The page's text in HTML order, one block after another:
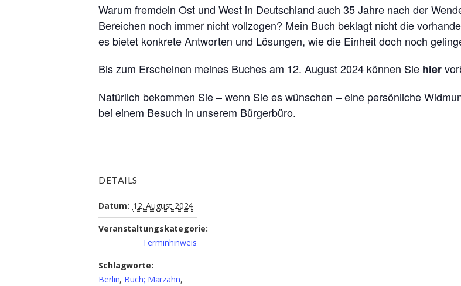
Warum fremdeln Ost und West in Deutschland auch 35 Jahre nach der
Bereichen noch immer nicht vollzogen? Mein Buch beklagt nicht die
es bietet konkrete Antworten und Lösungen, wie die Einheit doch noch
Bis zum Erscheinen meines Buches am 12. August 2024 können Sie hier
Natürlich bekommen Sie – wenn Sie es wünschen – eine persönliche
bei einem Besuch in unserem Bürgerbüro.
DETAILS
Datum: 12. August 2024
Veranstaltungskategorie:
Terminhinweis
Schlagworte:
Berlin, Buch; Marzahn,